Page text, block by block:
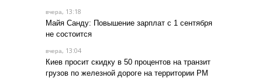
вчера, 13:18
Майя Санду: Повышение зарплат с 1 сентября
не состоится
вчера, 13:04
Киев просит скидку в 50 процентов на транзит
грузов по железной дороге на территории РМ